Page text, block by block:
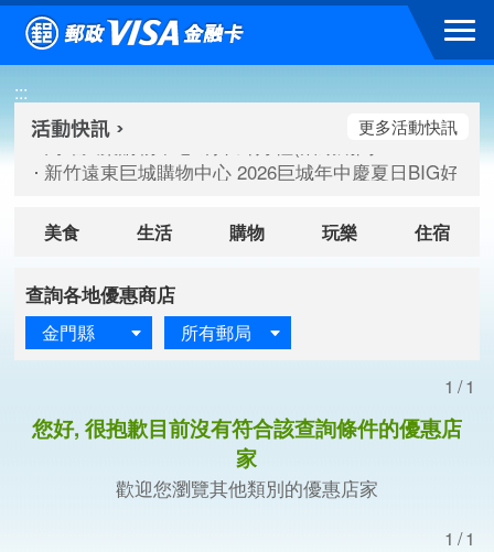
跳到主要內容區塊
:::
高雄大樂購物中心 刷卡郵好禮(活動期間：115/08/07-
臺北三創生活 有點東西第2波 刷卡郵好禮(活動期間：
高雄大樂購物中心 刷卡郵好禮(活動期間：115/08/07-
新竹遠東巨城購物中心 2026巨城年中慶夏日BIG好刷(
更多活動快訊
美食 生活 購物 玩樂 住宿
查詢各地優惠商店
金門縣 所有郵局
1/1
您好, 很抱歉目前沒有符合該查詢條件的優惠店
家
歡迎您瀏覽其他類別的優惠店家
1/1